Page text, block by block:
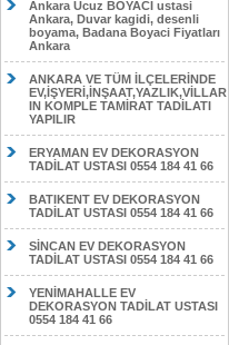
Ankara Ucuz BOYACI ustasi
Ankara, Duvar kagidi, desenli
boyama, Badana Boyaci Fiyatları
Ankara
ANKARA VE TÜM İLÇELERİNDE
EV,İŞYERİ,İNŞAAT,YAZLIK,VİLLAR
IN KOMPLE TAMİRAT TADİLATI
YAPILIR
ERYAMAN EV DEKORASYON
TADİLAT USTASI 0554 184 41 66
BATIKENT EV DEKORASYON
TADİLAT USTASI 0554 184 41 66
SİNCAN EV DEKORASYON
TADİLAT USTASI 0554 184 41 66
YENİMAHALLE EV
DEKORASYON TADİLAT USTASI
0554 184 41 66